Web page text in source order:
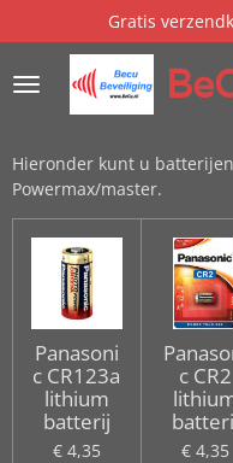
direct
naar
de
Gratis
Hieronder kunt u
Powermax/master.
Panasoni
c CR123a
lithium
batterij
€ 4,35
c CR2
€ 4,35